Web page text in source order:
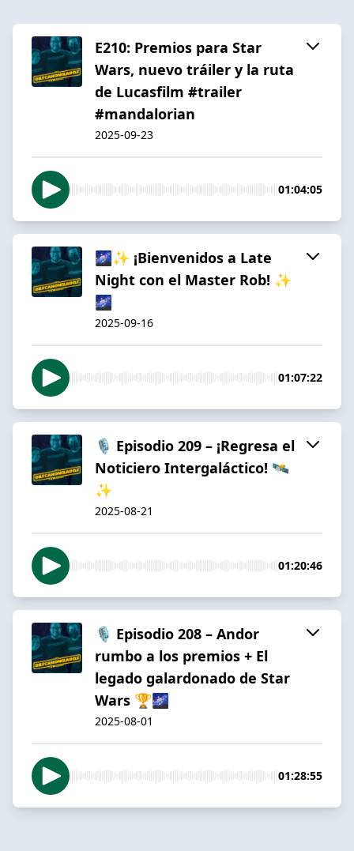
E210: Premios para Star
Wars, nuevo tráiler y la ruta
de Lucasfilm #trailer
#mandalorian
2025-09-23
01:04:05
🌌✨ ¡Bienvenidos a Late
Night con el Master Rob! ✨
🌌
2025-09-16
01:07:22
🎙️ Episodio 209 – ¡Regresa el
Noticiero Intergaláctico! 🛰️
✨
2025-08-21
01:20:46
🎙️ Episodio 208 – Andor
rumbo a los premios + El
legado galardonado de Star
Wars 🏆🌌
2025-08-01
01:28:55